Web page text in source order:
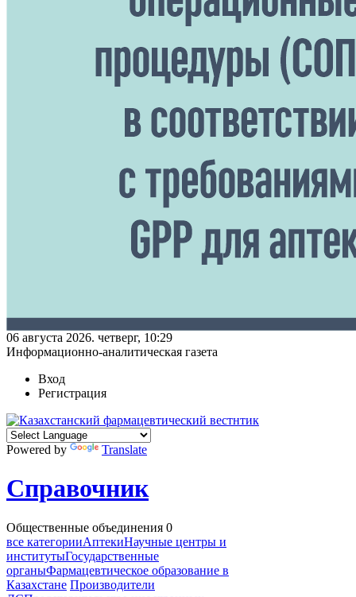
06 августа 2026. четверг, 10:29
Информационно-аналитическая газета
Вход
Регистрация
Powered by Translate
Справочник
Общественные объединения 0
все категорииАптекиНаучные центры и
институтыГосударственные
органыФармацевтическое образование в
Казахстане Производители